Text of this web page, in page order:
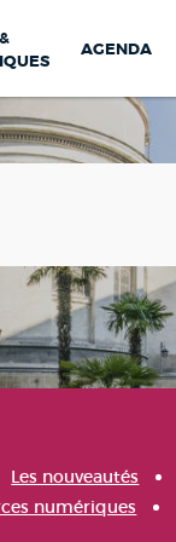
AGENDA
Les nouveautés
numériques